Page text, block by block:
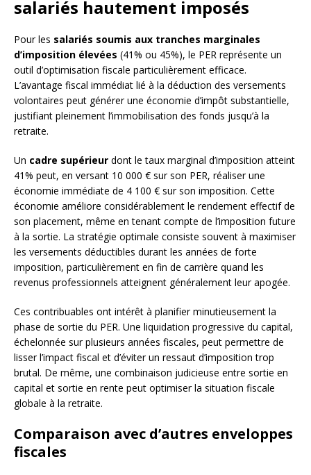
salariés hautement imposés
Pour les salariés soumis aux tranches marginales
d’imposition élevées (41% ou 45%), le PER représente un
outil d’optimisation fiscale particulièrement efficace.
L’avantage fiscal immédiat lié à la déduction des versements
volontaires peut générer une économie d’impôt substantielle,
justifiant pleinement l’immobilisation des fonds jusqu’à la
retraite.
Un cadre supérieur dont le taux marginal d’imposition atteint
41% peut, en versant 10 000 € sur son PER, réaliser une
économie immédiate de 4 100 € sur son imposition. Cette
économie améliore considérablement le rendement effectif de
son placement, même en tenant compte de l’imposition future
à la sortie. La stratégie optimale consiste souvent à maximiser
les versements déductibles durant les années de forte
imposition, particulièrement en fin de carrière quand les
revenus professionnels atteignent généralement leur apogée.
Ces contribuables ont intérêt à planifier minutieusement la
phase de sortie du PER. Une liquidation progressive du capital,
échelonnée sur plusieurs années fiscales, peut permettre de
lisser l’impact fiscal et d’éviter un ressaut d’imposition trop
brutal. De même, une combinaison judicieuse entre sortie en
capital et sortie en rente peut optimiser la situation fiscale
globale à la retraite.
Comparaison avec d’autres enveloppes
fiscales